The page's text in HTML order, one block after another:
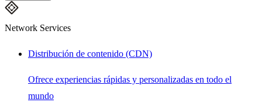
Network Services
Distribución de contenido (CDN)
Ofrece experiencias rápidas y personalizadas en todo el
mundo